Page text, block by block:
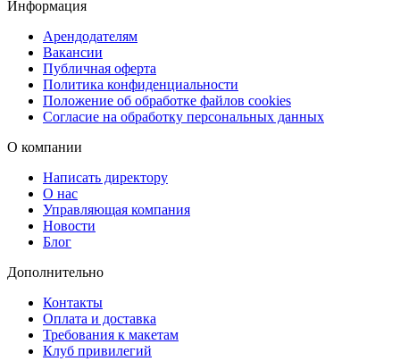
Мы выполняем
технологий, добавляем постпечатную обработку по вашему
желанию и обеспечиваем контроль качества на каждом этапе.
Доставка визиток
После печати вы можете забрать готовые визитки бесплатно в
наших пунктах выдачи, заказать
курьер)или воспользоваться срочной курьерской доставкой в
день заказа.
Информация
Арендодателям
Вакансии
Публичная оферта
Политика конфиденциальности
Положение об обработке файлов cookies
Согласие на обработку персональных данных
О компании
Написать директору
О нас
Управляющая компания
Новости
Блог
Дополнительно
Контакты
Оплата и доставка
Требования к макетам
Клуб привилегий